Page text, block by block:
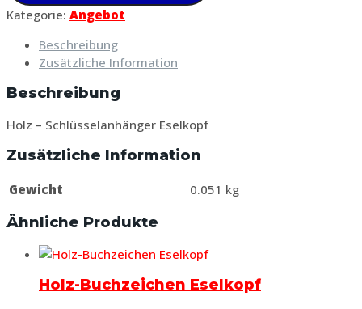
Kategorie: Angebot
Beschreibung
Zusätzliche Information
Beschreibung
Holz – Schlüsselanhänger Eselkopf
Zusätzliche Information
Gewicht 0.051 kg
Ähnliche Produkte
Holz-Buchzeichen Eselkopf